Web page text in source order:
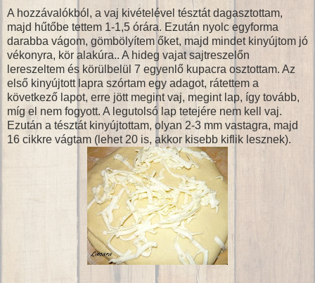
A hozzávalókból, a vaj kivételével tésztát dagasztottam,
majd hűtőbe tettem 1-1,5 órára. Ezután nyolc egyforma
darabba vágom, gömbölyítem őket, majd mindet kinyújtom jó
vékonyra, kör alakúra.. A hideg vajat sajtreszelőn
lereszeltem és körülbelül 7 egyenlő kupacra osztottam. Az
első kinyújtott lapra szórtam egy adagot, rátettem a
következő lapot, erre jött megint vaj, megint lap, így tovább,
míg el nem fogyott. A legutolsó lap tetejére nem kell vaj.
Ezután a tésztát kinyújtottam, olyan 2-3 mm vastagra, majd
16 cikkre vágtam (lehet 20 is, akkor kisebb kiflik lesznek).